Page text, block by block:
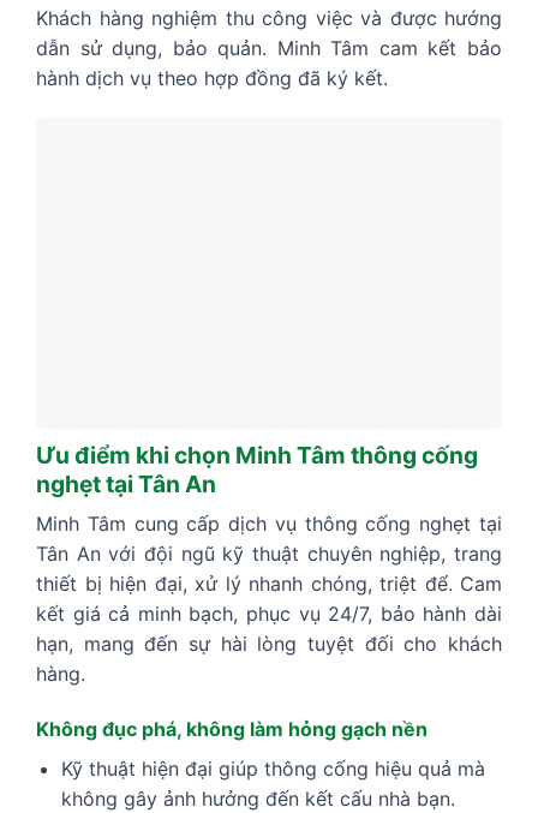
Khách hàng nghiệm thu công việc và được hướng
dẫn sử dụng, bảo quản. Minh Tâm cam kết bảo
hành dịch vụ theo hợp đồng đã ký kết.
Ưu điểm khi chọn Minh Tâm thông cống
nghẹt tại Tân An
Minh Tâm cung cấp dịch vụ thông cống nghẹt tại
Tân An với đội ngũ kỹ thuật chuyên nghiệp, trang
thiết bị hiện đại, xử lý nhanh chóng, triệt để. Cam
kết giá cả minh bạch, phục vụ 24/7, bảo hành dài
hạn, mang đến sự hài lòng tuyệt đối cho khách
hàng.
Không đục phá, không làm hỏng gạch nền
Kỹ thuật hiện đại giúp thông cống hiệu quả mà
không gây ảnh hưởng đến kết cấu nhà bạn.